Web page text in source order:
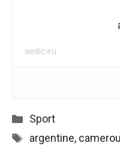
aedic.eu
Catégories
Sport
Étiquettes
argentine,
de voir des